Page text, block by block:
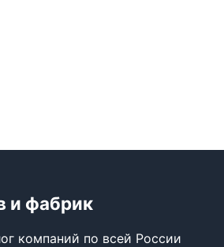
и фабрик
компаний по всей России